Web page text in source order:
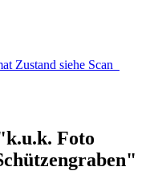
Zustand siehe Scan
Foto